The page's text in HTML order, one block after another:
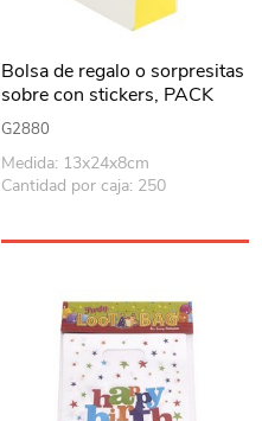
Bolsa de regalo o sorpresitas
sobre con stickers, PACK
x12, en bolsa varios diseños
granja
G2880
Medida: 13x24x8cm
Cantidad por caja: 250